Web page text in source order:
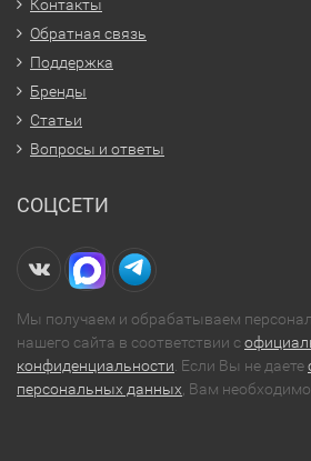
Контакты
Обратная связь
Поддержка
Бренды
Статьи
Вопросы и ответы
СОЦСЕТИ
Мы получаем и обрабатываем
нашего сайта в соответствии с
конфиденциальности . Если Вы не даете
персональных данных , Вам